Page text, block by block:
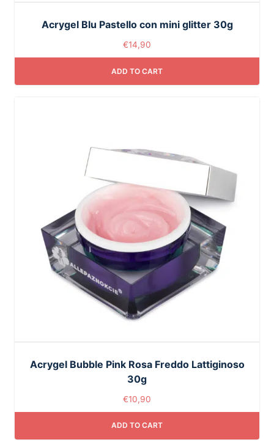
Acrygel Blu Pastello con mini glitter 30g
€14,90
ADD TO CART
Acrygel Bubble Pink Rosa Freddo Lattiginoso
30g
€10,90
ADD TO CART